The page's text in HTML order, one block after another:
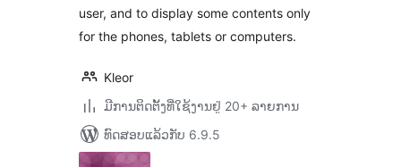
user, and to display some contents only
for the phones, tablets or computers.
Kleor
ມີການຕິດຕັ້ງທີ່ໃຊ້ງານຢູ່ 20+ ລາຍການ
ທົດສອບແລ້ວກັບ 6.9.5